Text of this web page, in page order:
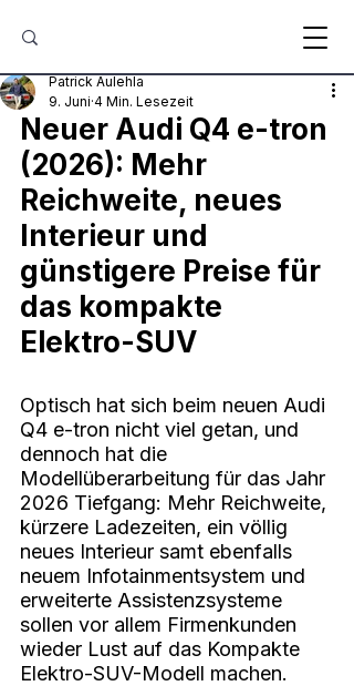
Patrick Aulehla
9. Juni 4 Min. Lesezeit
Neuer Audi Q4 e-tron
(2026): Mehr
Reichweite, neues
Interieur und
günstigere Preise für
das kompakte
Elektro-SUV
Optisch hat sich beim neuen Audi
Q4 e-tron nicht viel getan, und
dennoch hat die
Modellüberarbeitung für das Jahr
2026 Tiefgang: Mehr Reichweite,
kürzere Ladezeiten, ein völlig
neues Interieur samt ebenfalls
neuem Infotainmentsystem und
erweiterte Assistenzsysteme
sollen vor allem Firmenkunden
wieder Lust auf das Kompakte
Elektro-SUV-Modell machen.